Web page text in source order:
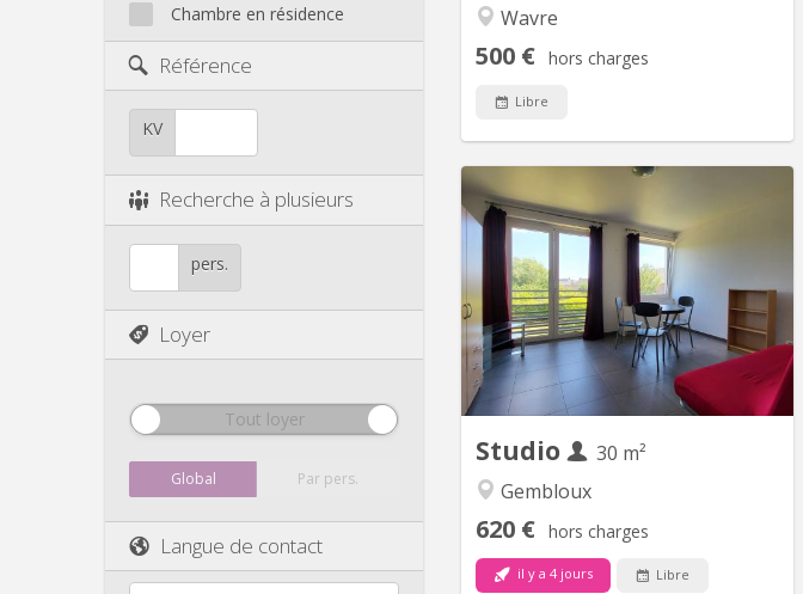
Chambre en résidence
Référence
KV
Recherche à plusieurs
pers.
Loyer
Tout loyer
Global Par pers.
Langue de contact
Wavre
500 € hors charges
Libre
Studio
30 m²
Gembloux
620 € hors charges
il y a 4 jours Libre
Situé à Gembloux (Lonzée) à 20
minutes, en voiture, de Louvain la
Neuve. Joli petit Studio à louer.
Lumineux. Idéal pour personne seule
ou étudiant-e-Composé d'une pièce de
vie avec cuisine équipée (frigo et partie
congélateur, four, 4 taques
vitrocéramiques, lave-vaisselle) , une